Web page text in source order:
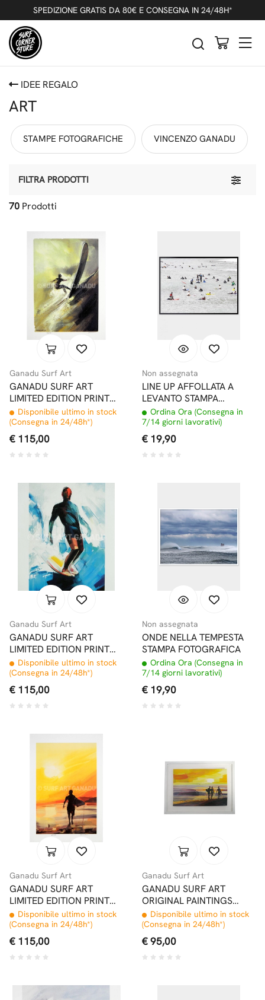
SPEDIZIONE GRATIS DA 80€ E CONSEGNA IN 24/48H*
IDEE REGALO
ART
STAMPE FOTOGRAFICHE VINCENZO GANADU
Toggle
FILTRA PRODOTTI
70 Prodotti
Ganadu Surf Art
GANADU SURF ART
LIMITED EDITION PRINT
#1 32x46,5CM
Disponibile ultimo in stock
(Consegna in 24/48h*)
€ 115,00
Non assegnata
LINE UP AFFOLLATA A
LEVANTO STAMPA
FOTOGRAFICA
Ordina Ora (Consegna in
7/14 giorni lavorativi)
€ 19,90
Ganadu Surf Art
GANADU SURF ART
LIMITED EDITION PRINT
#2 32x46,5
Disponibile ultimo in stock
(Consegna in 24/48h*)
€ 115,00
Non assegnata
ONDE NELLA TEMPESTA
STAMPA FOTOGRAFICA
Ordina Ora (Consegna in
7/14 giorni lavorativi)
€ 19,90
Ganadu Surf Art
GANADU SURF ART
LIMITED EDITION PRINT
#3 32x46,5 CM
Disponibile ultimo in stock
(Consegna in 24/48h*)
€ 115,00
Ganadu Surf Art
GANADU SURF ART
ORIGINAL PAINTINGS
SUNSET 15X20 2018
Disponibile ultimo in stock
(Consegna in 24/48h*)
€ 95,00